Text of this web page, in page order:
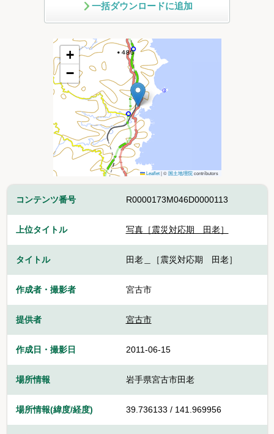
一括ダウンロードに追加
+
−
Leaflet |©国土地理院contributors
コンテンツ番号 R0000173M046D0000113
上位タイトル 写真［震災対応期 田老］
タイトル 田老＿［震災対応期 田老］
作成者・撮影者 宮古市
提供者 宮古市
作成日・撮影日 2011-06-15
場所情報 岩手県宮古市田老
場所情報(緯度/経度) 39.736133 / 141.969956